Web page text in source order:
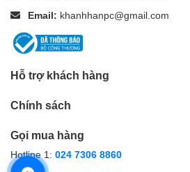
Email: khanhhanpc@gmail.com
Hỗ trợ khách hàng
Chính sách
Gọi mua hàng
Hotline 1: 024 7306 8860